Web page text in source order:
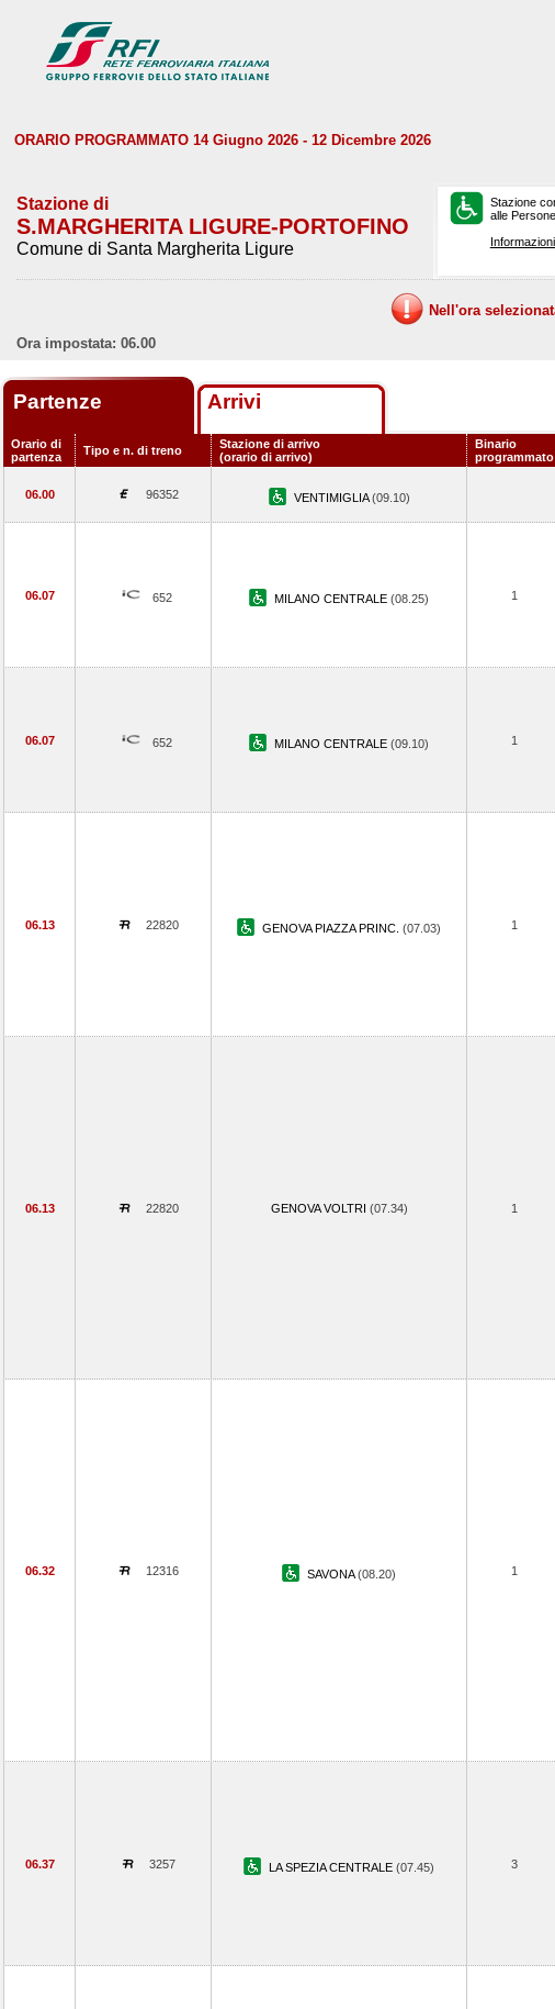
ORARIO PROGRAMMATO 14 Giugno 2026 - 12 Dicembre 2026
Stazione di
S.MARGHERITA LIGURE-PORTOFINO
Comune di Santa Margherita Ligure
Stazione
alle
Nell'ora
Ora impostata: 06.00
Partenze Arrivi
Orario di
partenza
Tipo e n. di treno
Stazione di arrivo
(orario di arrivo)
Binario
programmato
06.00 96352 VENTIMIGLIA(09.10)
06.07 652 MILANO CENTRALE (08.25) 1
06.07 652 MILANO CENTRALE (09.10) 1
06.13 22820 GENOVA PIAZZA PRINC. (07.03) 1
06.13 22820 GENOVA VOLTRI (07.34) 1
06.32 12316 SAVONA(08.20) 1
06.37 3257 LA SPEZIA CENTRALE (07.45) 3